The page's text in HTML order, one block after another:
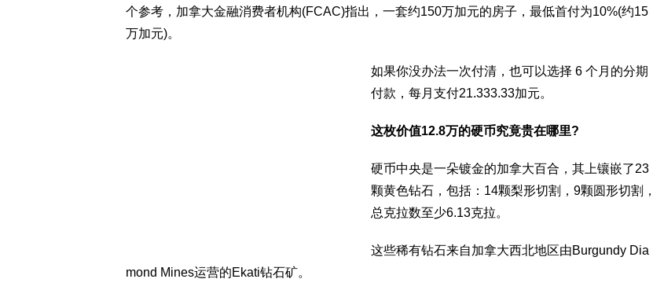
个参考，加拿大金融消费者机构(FCAC)指出，一套约150万加元的房子，最低首付为10%(约15
万加元)。
如果你没办法一次付清，也可以选择 6 个月的分期
付款，每月支付21.333.33加元。
这枚价值12.8万的硬币究竟贵在哪里?
硬币中央是一朵镀金的加拿大百合，其上镶嵌了23
颗黄色钻石，包括：14颗梨形切割，9颗圆形切割，
总克拉数至少6.13克拉。
这些稀有钻石来自加拿大西北地区由Burgundy Dia
mond Mines运营的Ekati钻石矿。